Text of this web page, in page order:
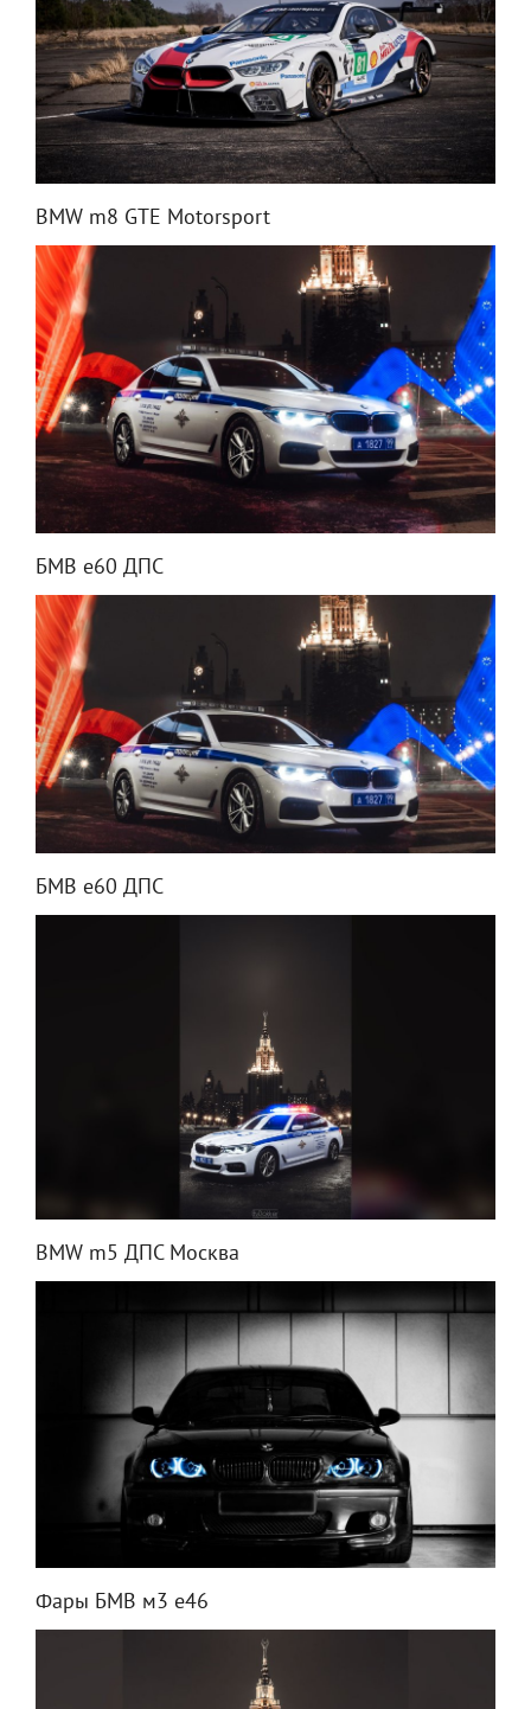
BMW m8 GTE Motorsport
БМВ е60 ДПС
БМВ е60 ДПС
BMW m5 ДПС Москва
Фары БМВ м3 е46